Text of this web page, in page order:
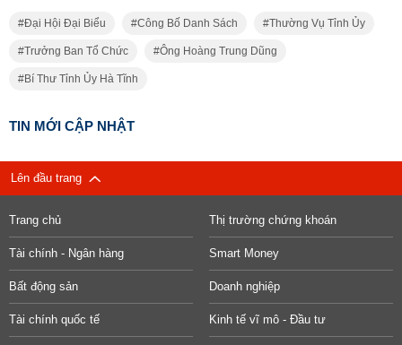
Đại Hội Đại Biểu Công Bố Danh Sách Thường Vụ Tỉnh Ủy
Trưởng Ban Tổ Chức Ông Hoàng Trung Dũng
Bí Thư Tỉnh Ủy Hà Tĩnh
TIN MỚI CẬP NHẬT
Lên đầu trang
Trang chủ Thị trường chứng khoán
Tài chính - Ngân hàng Smart Money
Bất động sản Doanh nghiệp
Tài chính quốc tế Kinh tế vĩ mô - Đầu tư